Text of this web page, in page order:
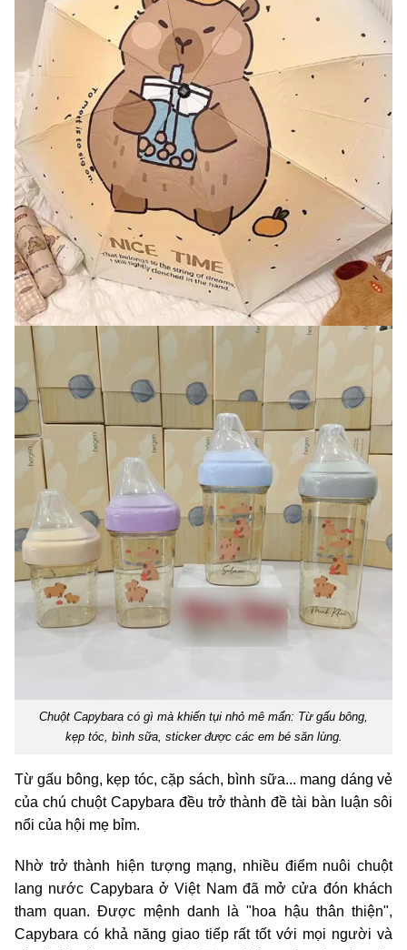
Chuột Capybara có gì mà khiến tụi nhỏ mê mẩn: Từ gấu bông,
kẹp tóc, bình sữa, sticker được các em bé săn lùng.
Từ gấu bông, kẹp tóc, cặp sách, bình sữa... mang dáng vẻ
của chú chuột Capybara đều trở thành đề tài bàn luận sôi
nổi của hội mẹ bỉm.
Nhờ trở thành hiện tượng mạng, nhiều điểm nuôi chuột
lang nước Capybara ở Việt Nam đã mở cửa đón khách
tham quan. Được mệnh danh là "hoa hậu thân thiện",
Capybara có khả năng giao tiếp rất tốt với mọi người và